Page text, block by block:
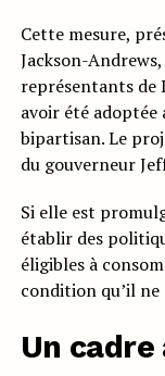
Cette mesure,
Jackson-
représentants de
avoir été adoptée
bipartisan. Le
du gouverneur
Si elle est
établir des
éligibles à
condition qu’il
Un cadre